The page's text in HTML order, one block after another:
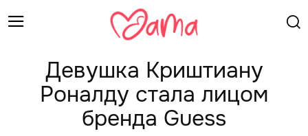
Девушка Криштиану
Роналду стала лицом
бренда Guess